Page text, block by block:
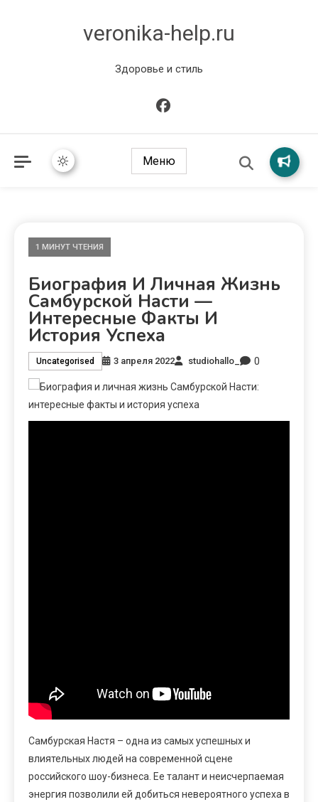
veronika-help.ru
Здоровье и стиль
Меню
1 МИНУТ ЧТЕНИЯ
Биография И Личная Жизнь
Самбурской Насти —
Интересные Факты И
История Успеха
Uncategorised 3 апреля 2022 studiohallo_ 0
Самбурская Настя – одна из самых успешных и
влиятельных людей на современной сцене
российского шоу-бизнеса. Ее талант и неисчерпаемая
энергия позволили ей добиться невероятного успеха в